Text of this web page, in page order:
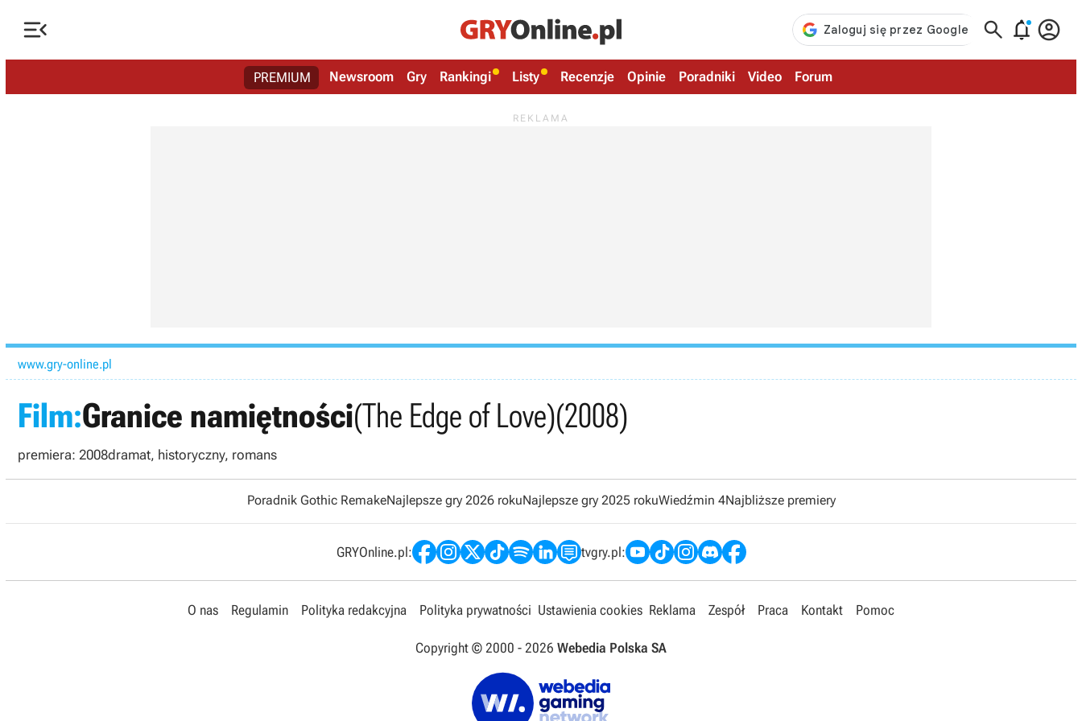
   
PREMIUM Newsroom Gry Rankingi Listy Recenzje Opinie Poradniki Video Forum
www.gry-online.pl
Film:Granice namiętności(The Edge of Love)(2008)
premiera: 2008dramat, historyczny, romans
Poradnik Gothic RemakeNajlepsze gry 2026 rokuNajlepsze gry 2025 rokuWiedźmin 4Najbliższe premiery
GRYOnline.pl: tvgry.pl:
O nas Regulamin Polityka redakcyjna Polityka prywatności Ustawienia cookies Reklama Zespół Praca Kontakt Pomoc
Copyright © 2000 - 2026 Webedia Polska SA